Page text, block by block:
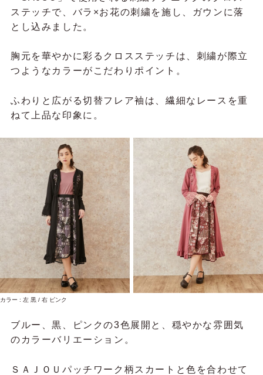
ステッチで、バラ×お花の刺繍を施し、ガウンに落
とし込みました。
胸元を華やかに彩るクロスステッチは、刺繍が際立
つようなカラーがこだわりポイント。
ふわりと広がる切替フレア袖は、繊細なレースを重
ねて上品な印象に。
カラー : 左 黒 / 右 ピンク
ブルー、黒、ピンクの3色展開と、穏やかな雰囲気
のカラーバリエーション。
ＳＡＪＯＵパッチワーク柄スカートと色を合わせて